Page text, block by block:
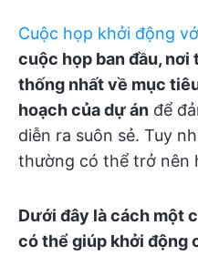
Cuộc họp khởi động
cuộc họp ban đầu, nơi
thống nhất về mục
hoạch của dự án để
diễn ra suôn sẻ. Tuy
thường có thể trở nên
Dưới đây là cách một
có thể giúp khởi động